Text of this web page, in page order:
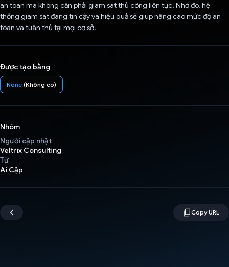
an toàn mà không cần phải giám sát thủ công liên tục. Nhờ đó, hệ
thống giám sát đáng tin cậy và hiệu quả sẽ giúp nâng cao mức độ an
toàn và tuân thủ tại mọi cơ sở.
Được tạo bằng
None (Không có)
Nhóm
Người cập nhật
Veltrix Consulting
Từ
Ai Cập